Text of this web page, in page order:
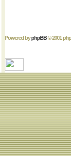
Powered byphpBB© 2001